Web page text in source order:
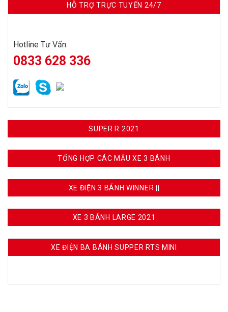
HỖ TRỢ TRỰC TUYẾN 24/7
Hotline Tư Vấn:
0833 628 336
SUPER R 2021
TỔNG HỢP CÁC MẪU XE 3 BÁNH
XE ĐIỆN 3 BÁNH WINNER ||
XE 3 BÁNH LARGE 2021
XE ĐIỆN BA BÁNH SUPPER RTS MINI